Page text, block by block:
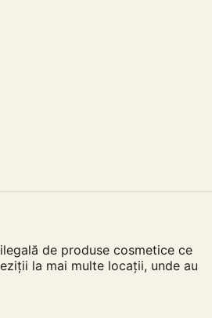
de produse cosmetice ce
la mai multe locații, unde au